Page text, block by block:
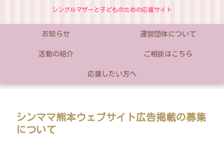
シングルマザーと子どものための応援サイト
お知らせ 運営団体について
活動の紹介 ご相談はこちら
応援したい方へ
シンママ熊本ウェブサイト広告掲載の募集
について